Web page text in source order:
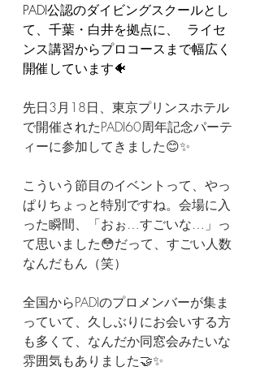
PADI公認のダイビングスクールとし
て、千葉・白井を拠点に、  ライセ
ンス講習からプロコースまで幅広く
開催しています🐠
先日3月18日、東京プリンスホテル
で開催されたPADI60周年記念パーテ
ィーに参加してきました😊✨
こういう節目のイベントって、やっ
ぱりちょっと特別ですね。会場に入
った瞬間、「おぉ…すごいな…」っ
て思いました😳だって、すごい人数
なんだもん（笑）
全国からPADIのプロメンバーが集ま
っていて、久しぶりにお会いする方
も多くて、なんだか同窓会みたいな
雰囲気もありました🤝✨